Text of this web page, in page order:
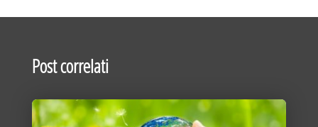
Post correlati